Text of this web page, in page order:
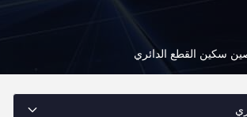
سكين القطع الدائري